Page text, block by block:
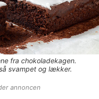
fra chokoladekagen.
svampet og lækker.
annoncen